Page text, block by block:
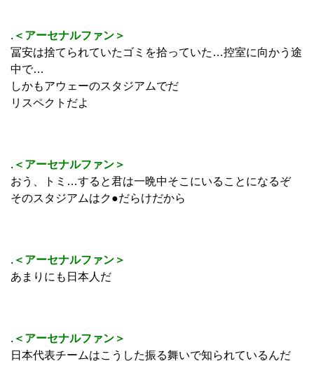
. ＜アーセナルファン＞
冨安は捨てられていたゴミを拾っていた…控室に向かう途
中で…
しかもアウェーのスタジアムでだ
リスペクトだよ
. ＜アーセナルファン＞
おう、トミ…すると君は一晩中そこにいることになるぞ
そのスタジアムはク●だらけだから
. ＜アーセナルファン＞
あまりにも日本人だ
. ＜アーセナルファン＞
日本代表チームはこうした振る舞いで知られているんだ